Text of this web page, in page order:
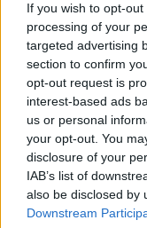
If you wish to opt-
processing of your
targeted advertising
section to confirm
opt-out request is
interest-based ads
us or personal
your opt-out. You
disclosure of your
IAB’s list of
also be disclosed by
Downstream
vérfertőzőket,
beéri, ha nincs
egy Playboyt,
Viszont
karakterek,
gyengeségek,
sátánfekete,
szereplőt, akkor
hibáival együtt.
hiánycikk a
és remekül